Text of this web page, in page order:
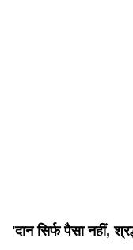
'दान सिर्फ पैसा नहीं,